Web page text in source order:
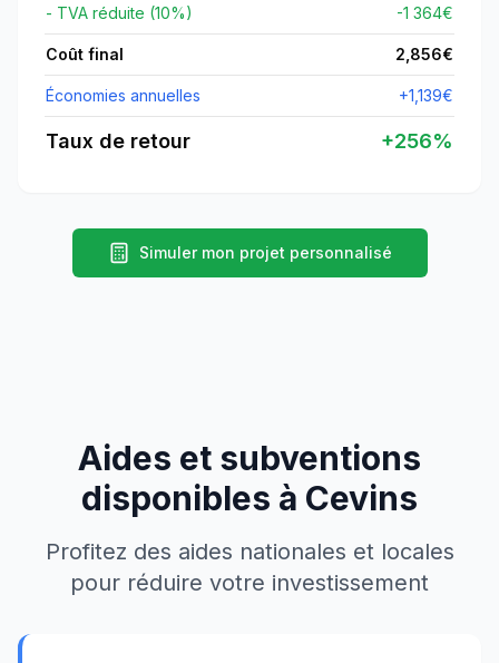
- TVA réduite (10%) -1 364€
Coût final 2,856€
Économies annuelles +1,139€
Taux de retour +256%
Simuler mon projet personnalisé
Aides et subventions
disponibles à Cevins
Profitez des aides nationales et locales
pour réduire votre investissement